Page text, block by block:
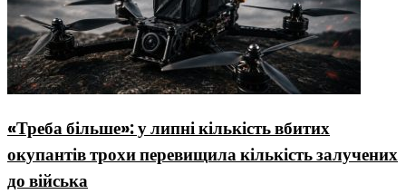
«Треба більше»: у липні кількість вбитих
окупантів трохи перевищила кількість залучених
до війська